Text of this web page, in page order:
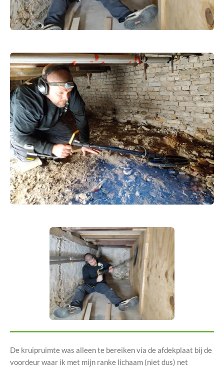
De kruipruimte was alleen te bereiken via de afdekplaat bij de
voordeur waar ik met mijn ranke lichaam (niet dus) net